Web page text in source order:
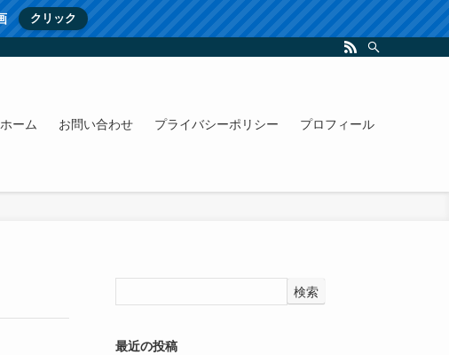
クリック
ホーム お問い合わせ プライバシーポリシー プロフィール
検索
最近の投稿